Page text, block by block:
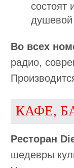
состоят
Во всех
радио,
КАФЕ,
Ресторан
шедевры